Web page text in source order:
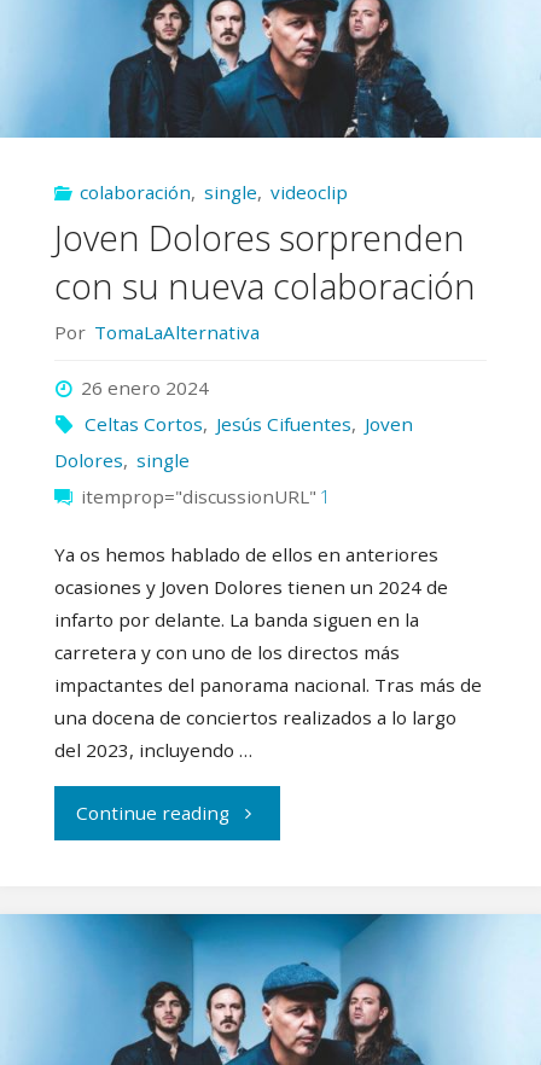
Torres
traen
colaboración
de
colaboración, single, videoclip
Joven Dolores sorprenden
con su nueva colaboración
Por TomaLaAlternativa
26 enero 2024
Celtas Cortos, Jesús Cifuentes, Joven
Dolores, single
itemprop="discussionURL" 1
Ya os hemos hablado de ellos en anteriores
ocasiones y Joven Dolores tienen un 2024 de
infarto por delante. La banda siguen en la
carretera y con uno de los directos más
impactantes del panorama nacional. Tras más de
una docena de conciertos realizados a lo largo
del 2023, incluyendo …
Continue reading"Joven
sorprenden
con
su